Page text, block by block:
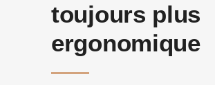
toujours plus
ergonomique